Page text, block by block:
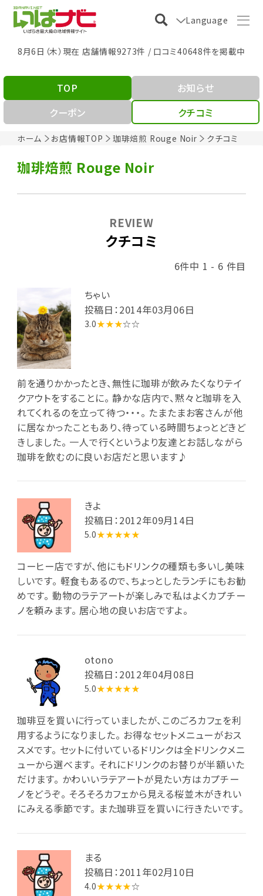
Language
8月6日（木）現在 店舗情報9273件 / 口コミ40648件を掲載中
ホーム お店情報TOP 珈琲焙煎 Rouge Noir クチコミ
TOP
お知らせ
クーポン
クチコミ
珈琲焙煎 Rouge Noir
クチコミ
REVIEW
6件中 1 - 6 件目
ちゃい
投稿日：2014年03月06日
3.0★★★☆☆
前を通りかかったとき、無性に珈琲が飲みたくなりテイ
クアウトをすることに。 静かな店内で、黙々と珈琲を入
れてくれるのを立って待つ・・・。 たまたまお客さんが他
に居なかったこともあり、待っている時間ちょっとどきど
きしました。 一人で行くというより友達とお話しながら
珈琲を飲むのに良いお店だと思います♪
きよ
投稿日：2012年09月14日
5.0★★★★★
コーヒー店ですが、他にもドリンクの種類も多いし美味
しいです。 軽食もあるので、ちょっとしたランチにもお勧
めです。 動物のラテアートが楽しみで私はよくカプチー
ノを頼みます。 居心地の良いお店ですよ。
otono
投稿日：2012年04月08日
5.0★★★★★
珈琲豆を買いに行っていましたが、このごろカフェを利
用するようになりました。 お得なセットメニューがおス
スメです。 セットに付いているドリンクは全ドリンクメニ
ューから選べます。 それにドリンクのお替りが半額いた
だけます。 かわいいラテアートが見たい方はカプチー
ノをどうぞ。 そろそろカフェから見える桜並木がきれい
にみえる季節です。 また珈琲豆を買いに行きたいです。
まる
投稿日：2011年02月10日
4.0★★★★☆